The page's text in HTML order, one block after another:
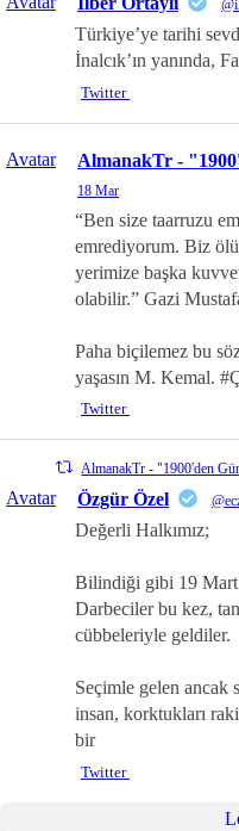
Türkiye’ye tarihi
İnalcık’ın yanında,
Twitter
Avatar AlmanakTr -
18 Mar
“Ben size taarruzu
emrediyorum. Biz
yerimize başka
olabilir.” Gazi
Paha biçilemez bu
yaşasın M. Kemal.
Twitter
AlmanakTr - "1900'den
Avatar Özgür Özel
Değerli Halkımız;
Bilindiği gibi 19
Darbeciler bu kez,
cübbeleriyle geldiler.
Seçimle gelen ancak
insan, korktukları
bir
Twitter